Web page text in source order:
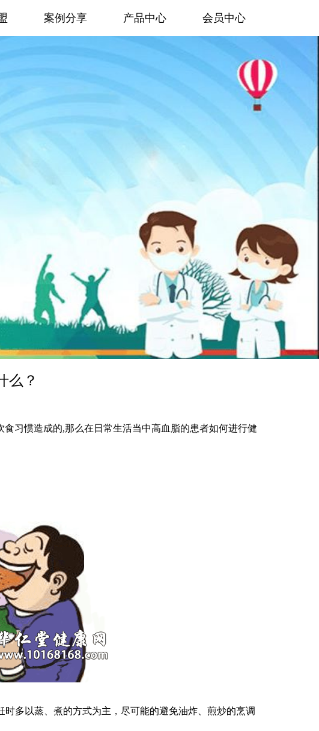
案例分享 产品中心 会员中心
么？
习惯造成的,那么在日常生活当中高血脂的患者如何进行健
多以蒸、煮的方式为主，尽可能的避免油炸、煎炒的烹调